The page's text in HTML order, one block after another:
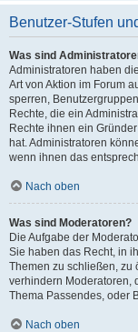
Benutzer-Stufen
Was sind
Administratoren haben
Art von Aktion im Forum
sperren,
Rechte, die ein
Rechte ihnen ein
hat. Administratoren
wenn ihnen das
Nach oben
Was sind Moderatoren?
Die Aufgabe der
Sie haben das Recht, in
Themen zu schließen, zu
verhindern Moderatoren,
Thema Passendes, oder
Nach oben